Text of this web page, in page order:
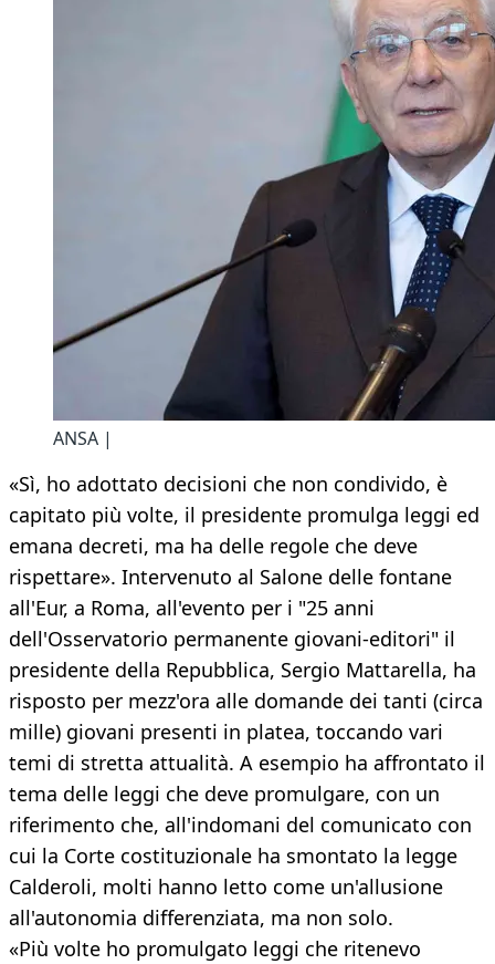
ANSA |
«Sì, ho adottato decisioni che non condivido, è
capitato più volte, il presidente promulga leggi ed
emana decreti, ma ha delle regole che deve
rispettare». Intervenuto al Salone delle fontane
all'Eur, a Roma, all'evento per i "25 anni
dell'Osservatorio permanente giovani-editori" il
presidente della Repubblica, Sergio Mattarella, ha
risposto per mezz'ora alle domande dei tanti (circa
mille) giovani presenti in platea, toccando vari
temi di stretta attualità. A esempio ha affrontato il
tema delle leggi che deve promulgare, con un
riferimento che, all'indomani del comunicato con
cui la Corte costituzionale ha smontato la legge
Calderoli, molti hanno letto come un'allusione
all'autonomia differenziata, ma non solo.
«Più volte ho promulgato leggi che ritenevo